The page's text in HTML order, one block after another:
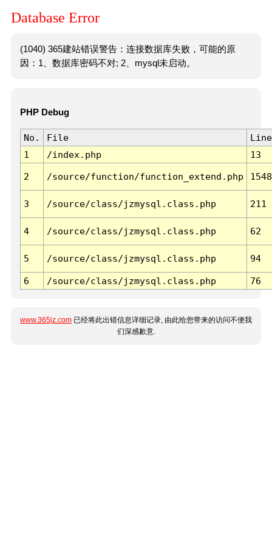
Database Error
(1040) 365建站错误警告：连接数据库失败，可能的原
因：1、数据库密码不对; 2、mysql未启动。
PHP Debug
No. File
Line
1
/index.php 13
2 /source/function/function_extend.php 1548
3 /source/class/jzmysql.class.php 211
4 /source/class/jzmysql.class.php 62
5 /source/class/jzmysql.class.php 94
6 /source/class/jzmysql.class.php 76
www.365jz.com 已经将此出错信息详细记录, 由此给您带来的访问不便我
们深感歉意.